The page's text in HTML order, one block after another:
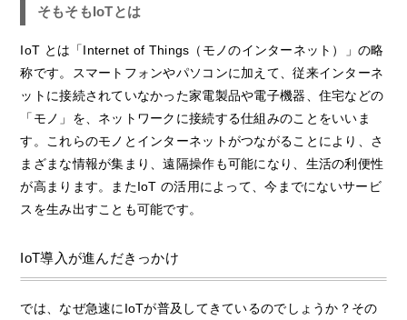
そもそもIoTとは
IoT とは「Internet of Things（モノのインターネット）」の略
称です。スマートフォンやパソコンに加えて、従来インターネ
ットに接続されていなかった家電製品や電子機器、住宅などの
「モノ」を、ネットワークに接続する仕組みのことをいいま
す。これらのモノとインターネットがつながることにより、さ
まざまな情報が集まり、遠隔操作も可能になり、生活の利便性
が高まります。またIoT の活用によって、今までにないサービ
スを生み出すことも可能です。
IoT導入が進んだきっかけ
では、なぜ急速にIoTが普及してきているのでしょうか？その